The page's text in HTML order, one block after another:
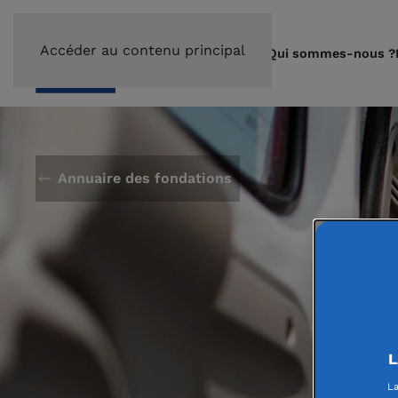
Accéder au contenu principal Qui sommes-nous ?
Annuaire des fondations